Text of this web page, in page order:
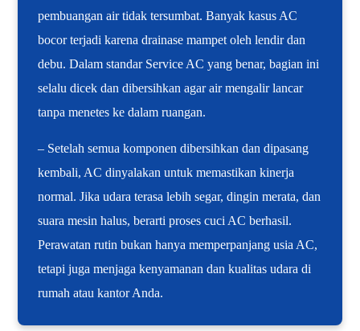
pembuangan air tidak tersumbat. Banyak kasus AC
bocor terjadi karena drainase mampet oleh lendir dan
debu. Dalam standar Service AC yang benar, bagian ini
selalu dicek dan dibersihkan agar air mengalir lancar
tanpa menetes ke dalam ruangan.
– Setelah semua komponen dibersihkan dan dipasang
kembali, AC dinyalakan untuk memastikan kinerja
normal. Jika udara terasa lebih segar, dingin merata, dan
suara mesin halus, berarti proses cuci AC berhasil.
Perawatan rutin bukan hanya memperpanjang usia AC,
tetapi juga menjaga kenyamanan dan kualitas udara di
rumah atau kantor Anda.